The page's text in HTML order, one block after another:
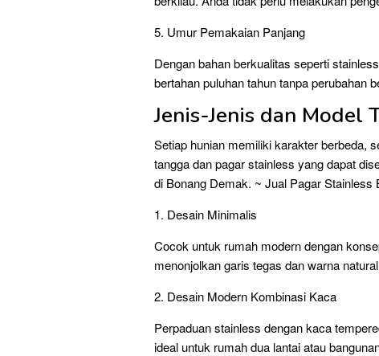
5. Umur Pemakaian Panjang
Dengan bahan berkualitas seperti
bertahan puluhan tahun tanpa perubahan
Jenis-Jenis dan Model
Setiap hunian memiliki karakter berbeda,
tangga dan pagar stainless yang dapat
di Bonang Demak. ~ Jual Pagar Stainless
1. Desain Minimalis
Cocok untuk rumah modern dengan
menonjolkan garis tegas dan warna
2. Desain Modern Kombinasi Kaca
Perpaduan stainless dengan kaca
ideal untuk rumah dua lantai atau